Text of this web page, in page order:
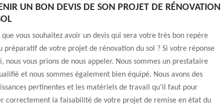
UN BON DEVIS DE SON PROJET DE RÉNOVATION
que vous souhaitez avoir un devis qui sera votre très bon repère
préparatif de votre projet de rénovation du sol ? Si votre réponse
nous vous prions de nous appeler. Nous sommes un prestataire
et nous sommes également bien équipé. Nous avons des
pertinentes et les matériels de travail qu’il faut pour
correctement la faisabilité de votre projet de remise en état du